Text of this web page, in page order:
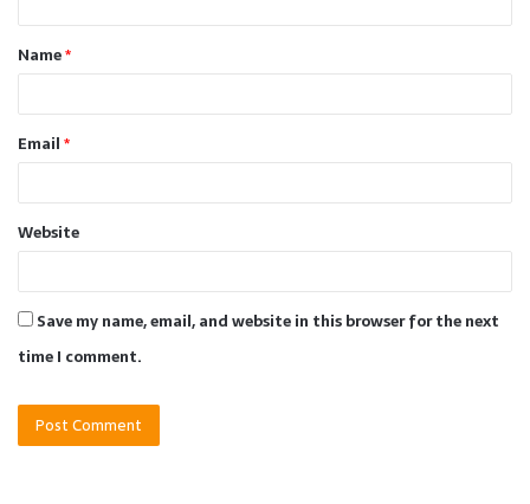
t
*Name*
Email*
Website
Save my name, email, and website in this browser for the next
time I comment.